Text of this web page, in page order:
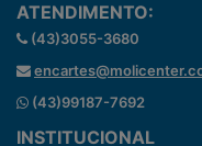
ATENDIMENTO:
(43)3055-3680
(43)99187-7692
INSTITUCIONAL